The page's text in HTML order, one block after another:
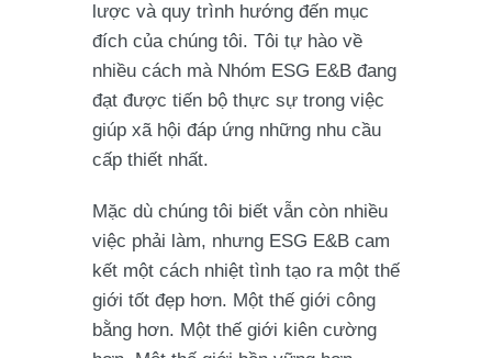
lược và quy trình hướng đến mục
đích của chúng tôi. Tôi tự hào về
nhiều cách mà Nhóm ESG E&B đang
đạt được tiến bộ thực sự trong việc
giúp xã hội đáp ứng những nhu cầu
cấp thiết nhất.
Mặc dù chúng tôi biết vẫn còn nhiều
việc phải làm, nhưng ESG E&B cam
kết một cách nhiệt tình tạo ra một thế
giới tốt đẹp hơn. Một thế giới công
bằng hơn. Một thế giới kiên cường